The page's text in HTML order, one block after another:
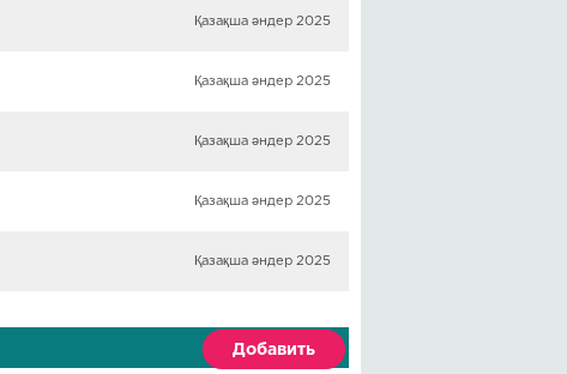
Қазақша әндер 2025
Қазақша әндер 2025
Қазақша әндер 2025
Қазақша әндер 2025
Қазақша әндер 2025
Добавить